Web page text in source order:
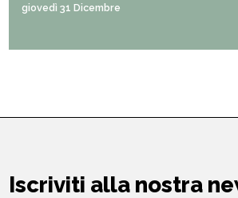
giovedì 31 Dicembre
Iscriviti alla nostra